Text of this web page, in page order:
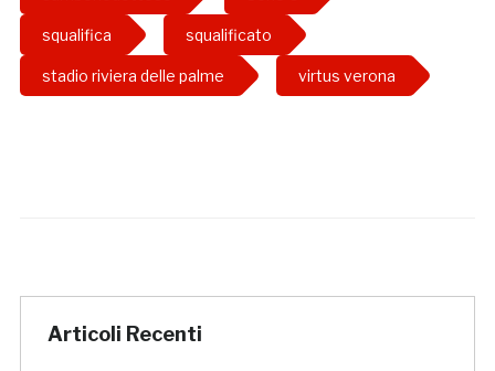
squalifica squalificato
stadio riviera delle palme virtus verona
Articoli Recenti